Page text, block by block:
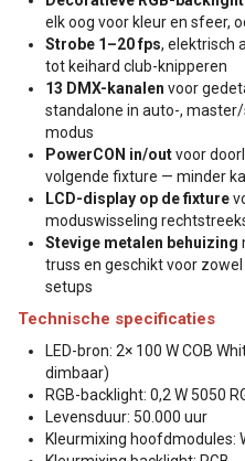
elk oog voor kleur en sfeer,
Strobe 1–20 fps, elektrisch
tot keihard club-knipperen
13 DMX-kanalen voor
standalone in auto-,
modus
PowerCON in/outvoor
volgende fixture — minder
LCD-display op de fixture
moduswisseling
Stevige metalen behuizing
truss en geschikt voor
setups
Technische specificaties
LED-bron: 2× 100 W COB
dimbaar)
RGB-backlight: 0,2 W 5050
Levensduur: 50.000 uur
Kleurmixing hoofdmodules: